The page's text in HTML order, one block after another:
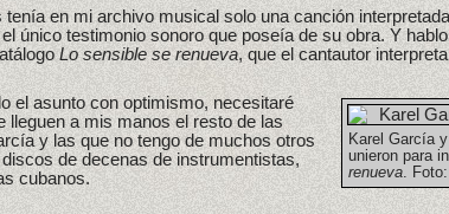
en mi archivo musical solo una canción
único testimonio sonoro que poseía de su obra. Y
Lo sensible se renueva, que el cantautor
Karel García
unieron para
renueva .
el asunto con optimismo, necesitaré
lleguen a mis manos el resto de las
y las que no tengo de muchos otros
de decenas de instrumentistas,
cubanos.